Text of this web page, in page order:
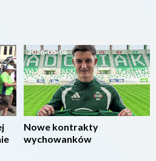
2026-08-06
Nowe kontrakty
wychowanków